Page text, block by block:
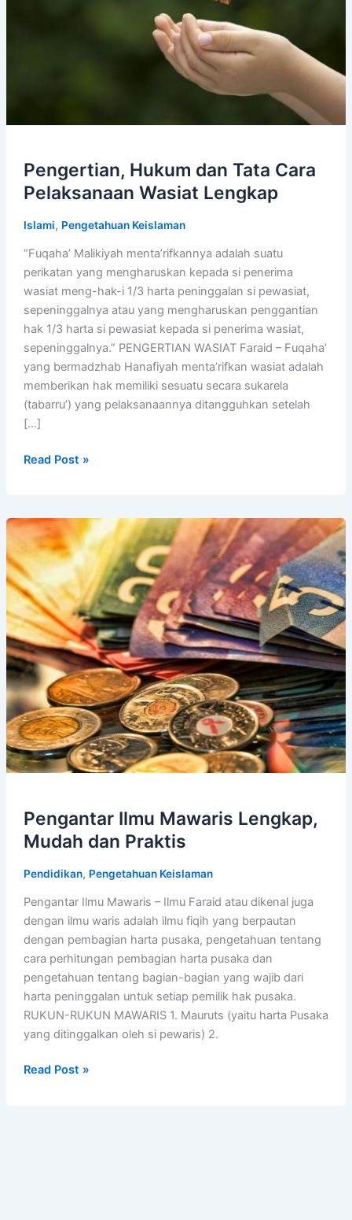
Pengertian, Hukum dan Tata Cara
Pelaksanaan Wasiat Lengkap
Islami, Pengetahuan Keislaman
“Fuqaha’ Malikiyah menta’rifkannya adalah suatu
perikatan yang mengharuskan kepada si penerima
wasiat meng-hak-i 1/3 harta peninggalan si pewasiat,
sepeninggalnya atau yang mengharuskan penggantian
hak 1/3 harta si pewasiat kepada si penerima wasiat,
sepeninggalnya.” PENGERTIAN WASIAT Faraid – Fuqaha’
yang bermadzhab Hanafiyah menta’rifkan wasiat adalah
memberikan hak memiliki sesuatu secara sukarela
(tabarru’) yang pelaksanaannya ditangguhkan setelah
[…]
Pengertian,
Tata
Cara
Pelaksanaan
Wasiat
Lengkap
Read Post »
Pengantar Ilmu Mawaris Lengkap,
Mudah dan Praktis
Pendidikan, Pengetahuan Keislaman
Pengantar Ilmu Mawaris – Ilmu Faraid atau dikenal juga
dengan ilmu waris adalah ilmu fiqih yang berpautan
dengan pembagian harta pusaka, pengetahuan tentang
cara perhitungan pembagian harta pusaka dan
pengetahuan tentang bagian-bagian yang wajib dari
harta peninggalan untuk setiap pemilik hak pusaka.
RUKUN-RUKUN MAWARIS 1. Mauruts (yaitu harta Pusaka
yang ditinggalkan oleh si pewaris) 2.
Pengantar
Read Post »